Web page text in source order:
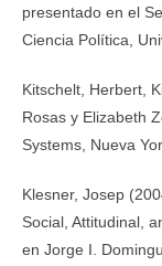
presentado en el
Ciencia Política,
Kitschelt, Herbert,
Rosas y Elizabeth
Systems, Nueva
Klesner, Josep
Social, Attitudinal,
en Jorge I.